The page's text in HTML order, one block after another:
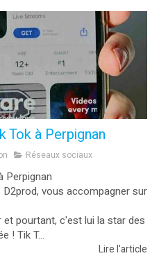
Tok à Perpignan
Réseaux sociaux
Perpignan
vous accompagner sur
et pourtant, c'est lui la star des
! Tik T...
Lire l'article